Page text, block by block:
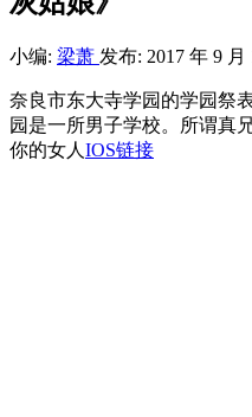
小编: 梁萧 发布: 2017 年 9 月
奈良市东大寺学园的学园祭
园是一所男子学校。所谓真
你的女人 IOS链接